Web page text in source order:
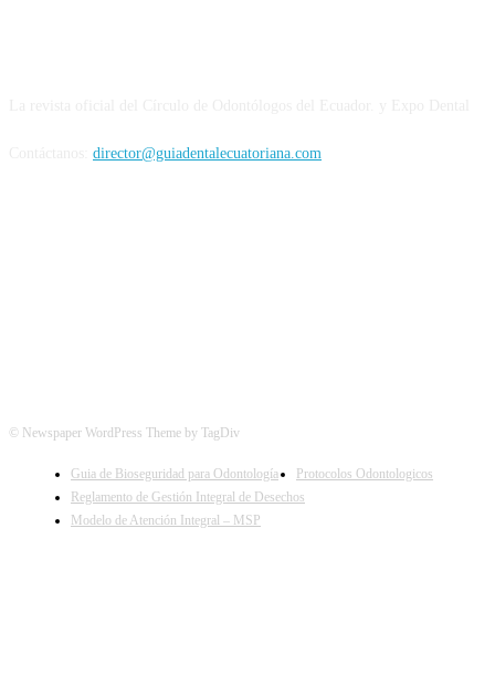
director@guiadentalecuatoriana.com
© Newspaper WordPress Theme by TagDiv
Guia de Bioseguridad para Odontología
Protocolos Odontologicos
Reglamento de Gestión Integral de Desechos
Modelo de Atención Integral – MSP